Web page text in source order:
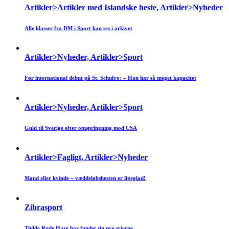
Artikler>Artikler med Islandske heste, Artikler>Nyheder
Alle klasser fra DM i Sport kan ses i arkivet
Artikler>Nyheder, Artikler>Sport
Før international debut på St. Schufro: – Han har så meget kapacitet
Artikler>Nyheder, Artikler>Sport
Guld til Sverige efter omspringning mod USA
Artikler>Fagligt, Artikler>Nyheder
Mand eller kvinde – væddeløbshesten er ligeglad!
Zibrasport